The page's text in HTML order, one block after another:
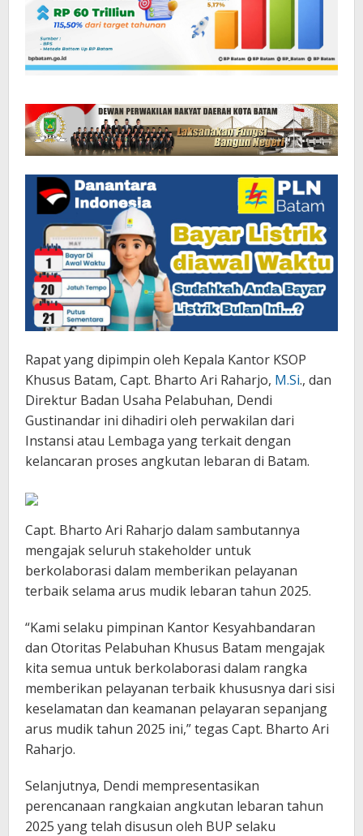
Rapat yang dipimpin oleh Kepala Kantor KSOP
Khusus Batam, Capt. Bharto Ari Raharjo, M.Si., dan
Direktur Badan Usaha Pelabuhan, Dendi
Gustinandar ini dihadiri oleh perwakilan dari
Instansi atau Lembaga yang terkait dengan
kelancaran proses angkutan lebaran di Batam.
Capt. Bharto Ari Raharjo dalam sambutannya
mengajak seluruh stakeholder untuk
berkolaborasi dalam memberikan pelayanan
terbaik selama arus mudik lebaran tahun 2025.
“Kami selaku pimpinan Kantor Kesyahbandaran
dan Otoritas Pelabuhan Khusus Batam mengajak
kita semua untuk berkolaborasi dalam rangka
memberikan pelayanan terbaik khususnya dari sisi
keselamatan dan keamanan pelayaran sepanjang
arus mudik tahun 2025 ini,” tegas Capt. Bharto Ari
Raharjo.
Selanjutnya, Dendi mempresentasikan
perencanaan rangkaian angkutan lebaran tahun
2025 yang telah disusun oleh BUP selaku